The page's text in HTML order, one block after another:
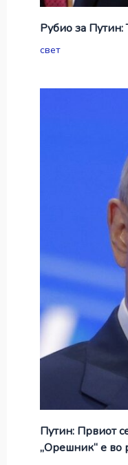
Рубио за Путин:
свет
Путин: Првиот
„Орешник“ е во